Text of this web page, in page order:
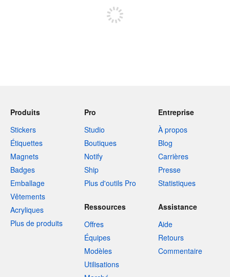
Produits
Stickers
Étiquettes
Magnets
Badges
Emballage
Vêtements
Acryliques
Plus de produits
Pro
Studio
Boutiques
Notify
Ship
Plus d'outils Pro
Entreprise
À propos
Blog
Carrières
Presse
Statistiques
Ressources
Offres
Équipes
Modèles
Utilisations
Assistance
Aide
Retours
Commentaire